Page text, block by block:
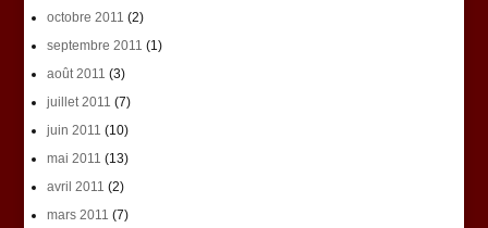
octobre 2011 (2)
septembre 2011 (1)
août 2011 (3)
juillet 2011 (7)
juin 2011 (10)
mai 2011 (13)
avril 2011 (2)
mars 2011 (7)